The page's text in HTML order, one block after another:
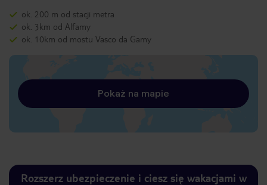
ok. 200 m od stacji metra
ok. 3km od Alfamy
ok. 10km od mostu Vasco da Gamy
Pokaż na mapie
Rozszerz ubezpieczenie i ciesz się wakacjami w